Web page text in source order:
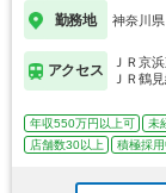
勤務地 神奈川
アクセス
ＪＲ京
ＪＲ鶴
年収550万円以上可 未
店舗数30以上
積極採用